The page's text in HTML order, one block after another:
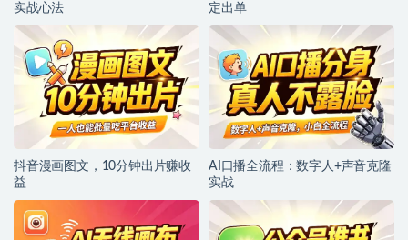
实战心法
定出单
抖音漫画图文，10分钟出片赚收
益
AI口播全流程：数字人+声音克隆
实战